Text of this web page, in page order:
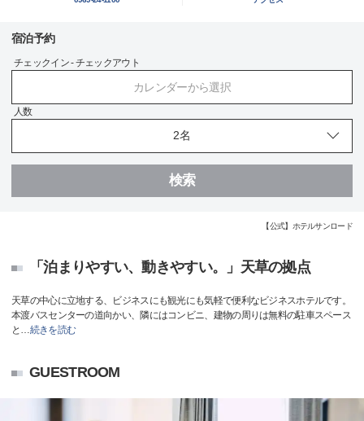
宿泊予約
チェックイン - チェックアウト
カレンダーから選択
人数
検索
【公式】ホテルサンロード
「泊まりやすい、動きやすい。」天草の拠点
天草の中心に立地する、ビジネスにも観光にも気軽で便利なビジネスホテルです。
本渡バスセンターの道向かい、隣にはコンビニ、建物の周りは無料の駐車スペース
と …続きを読む
GUESTROOM